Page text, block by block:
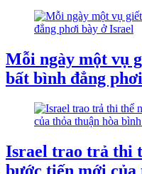
Mỗi ngày một vụ
bất bình đẳng
Israel trao trả thi
bước tiến mới của